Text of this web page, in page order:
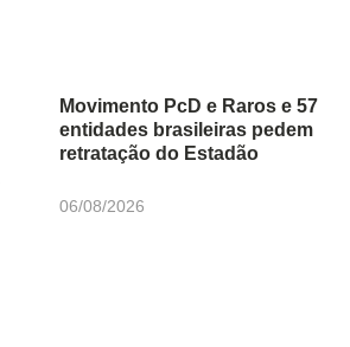
Movimento PcD e Raros e 57
entidades brasileiras pedem
retratação do Estadão
06/08/2026